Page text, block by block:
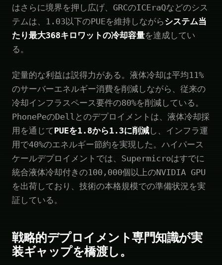
はさらに境界を押し広げ、GRCのICEraQなどのシス
テムは、1.03以下のPUEを維持しながらシステム当
たり最大368キロワットの冷却容量を達成してい
る。
定量的な利益は説得力がある。液体冷却は平均11%
のサーバーエネルギー消費を削減しながら、従来の
冷却インフラスペース要件の80%を削減している。
PhonePeのDellとのデプロイメントは、液体冷却採
用を通じてPUEを1.8から1.3に削減し、インフラ運
用で40%のエネルギー節約を実現した。ハイパース
ケールデプロイメントでは、Supermicroはすでに
統合液体冷却付きの100,000個以上のNVIDIA GPU
を出荷しており、技術の本格規模での準備状況を実
証している。
戦略的デプロイメント専門知識が実
装ギャップを橋渡し。